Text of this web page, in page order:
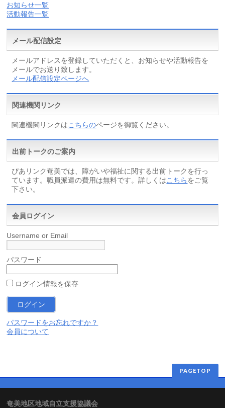
お知らせ一覧
活動報告一覧
メール配信設定
メールアドレスを登録していただくと、お知らせや活動報告を
メールでお送り致します。
メール配信設定ページへ
関連機関リンク
関連機関リンクはこちらのページを御覧ください。
出前トークのご案内
ぴあリンク奄美では、障がいや福祉に関する出前トークを行っ
ています。職員派遣の費用は無料です。詳しくはこちらをご覧
下さい。
会員ログイン
Username or Email
パスワード
ログイン情報を保存
パスワードをお忘れですか？
会員について
PAGETOP
奄美地区地域自立支援協議会